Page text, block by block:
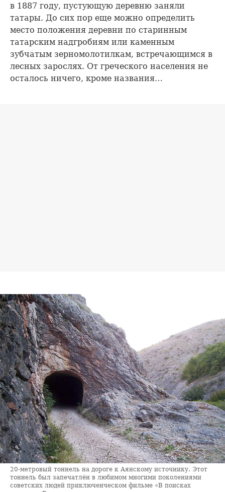
в 1887 году, пустующую деревню заняли
татары. До сих пор еще можно определить
место положения деревни по старинным
татарским надгробиям или каменным
зубчатым зерномолотилкам, встречающимся в
лесных зарослях. От греческого населения не
осталось ничего, кроме названия…
20-метровый тоннель на дороге к Аянскому источнику. Этот
тоннель был запечатлён в любимом многими поколениями
советских людей приключенческом фильме «В поисках